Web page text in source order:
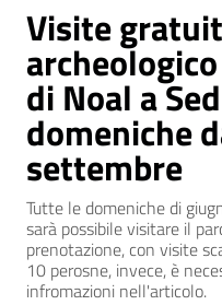
Visite
di Noal a
domeniche
settembre
Tutte le domeniche di
sarà possibile visitare il
prenotazione, con visite
10 perosne, invece, è
infromazioni nell'articolo.